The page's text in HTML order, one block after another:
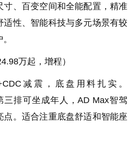
寸、百变空间和全能配置，精准
适性、智能科技与多元场景有较
万起，增程）
减震，底盘用料扎实。
三排可坐成年人，AD Max智驾
点。适合注重底盘舒适和智能座